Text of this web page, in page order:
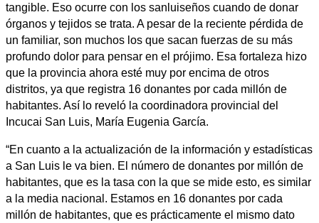
tangible. Eso ocurre con los sanluiseños cuando de donar
órganos y tejidos se trata. A pesar de la reciente pérdida de
un familiar, son muchos los que sacan fuerzas de su más
profundo dolor para pensar en el prójimo. Esa fortaleza hizo
que la provincia ahora esté muy por encima de otros
distritos, ya que registra 16 donantes por cada millón de
habitantes. Así lo reveló la coordinadora provincial del
Incucai San Luis, María Eugenia García.
“En cuanto a la actualización de la información y estadísticas
a San Luis le va bien. El número de donantes por millón de
habitantes, que es la tasa con la que se mide esto, es similar
a la media nacional. Estamos en 16 donantes por cada
millón de habitantes, que es prácticamente el mismo dato